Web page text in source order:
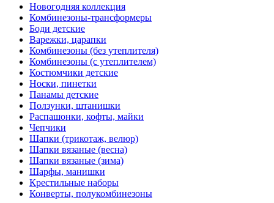
Новогодняя коллекция
Комбинезоны-трансформеры
Боди детские
Варежки, царапки
Комбинезоны (без утеплителя)
Комбинезоны (с утеплителем)
Костюмчики детские
Носки, пинетки
Панамы детские
Ползунки, штанишки
Распашонки, кофты, майки
Чепчики
Шапки (трикотаж, велюр)
Шапки вязаные (весна)
Шапки вязаные (зима)
Шарфы, манишки
Крестильные наборы
Конверты, полукомбинезоны